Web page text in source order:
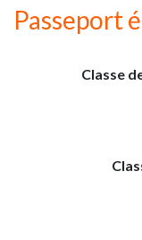
Passeport
Classe